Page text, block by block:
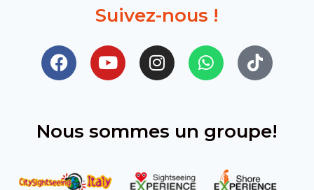
Suivez-nous !​
Nous sommes un groupe!